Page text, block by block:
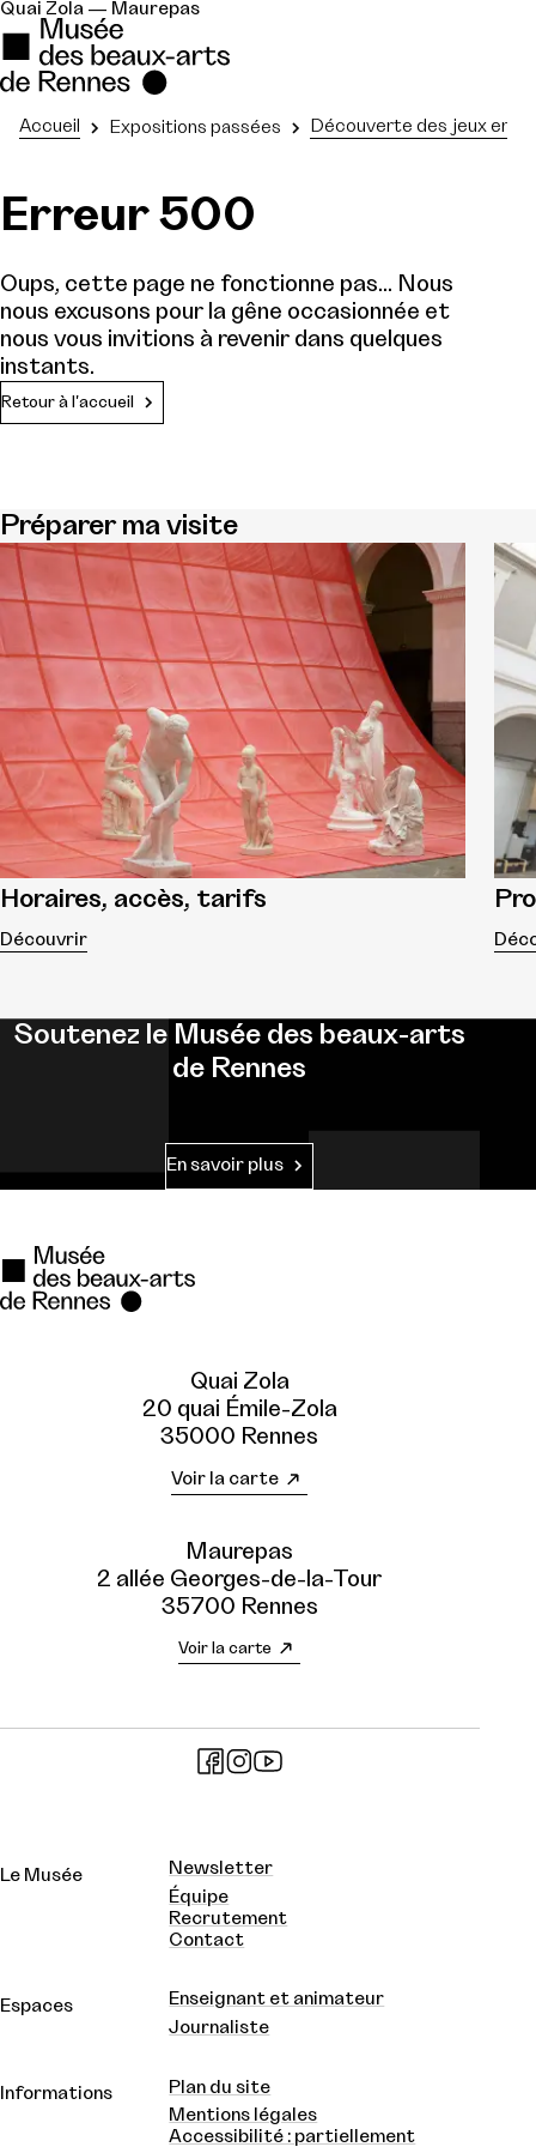
Quai Zola — Maurepas
Accueil Expositions passées Découverte des jeux en
Erreur 500
Oups, cette page ne fonctionne pas... Nous
nous excusons pour la gêne occasionnée et
nous vous invitions à revenir dans quelques
instants.
Retour à l'accueil
Préparer ma visite
Horaires, accès, tarifs
Découvrir
Soutenez le Musée des beaux-arts
de Rennes
En savoir plus
Quai Zola
20 quai Émile-Zola
35000 Rennes
Voir la carte
Maurepas
2 allée Georges-de-la-Tour
35700 Rennes
Voir la carte
Le Musée
Newsletter
Équipe
Recrutement
Contact
Espaces
Enseignant et animateur
Journaliste
Informations
Plan du site
Mentions légales
Accessibilité : partiellement